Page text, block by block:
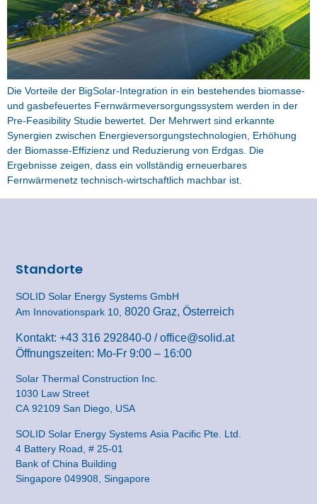
Die Vorteile der BigSolar-Integration in ein bestehendes biomasse-
und gasbefeuertes Fernwärmeversorgungssystem werden in der
Pre-Feasibility Studie bewertet. Der Mehrwert sind erkannte
Synergien zwischen Energieversorgungstechnologien, Erhöhung
der Biomasse-Effizienz und Reduzierung von Erdgas. Die
Ergebnisse zeigen, dass ein vollständig erneuerbares
Fernwärmenetz technisch-wirtschaftlich machbar ist.
Standorte
SOLID Solar Energy Systems GmbH
Am Innovationspark 10,8020 Graz, Österreich
Kontakt:+43 316 292840-0 /office@solid.at
Öffnungszeiten: Mo-Fr 9:00 – 16:00
Solar Thermal Construction Inc.
1030 Law Street
CA 92109 San Diego, USA
SOLID Solar Energy Systems Asia Pacific Pte. Ltd.
4 Battery Road, # 25-01
Bank of China Building
Singapore 049908, Singapore